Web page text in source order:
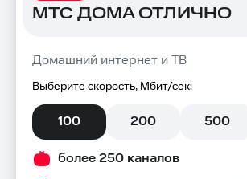
МТС ДОМА ОТЛИЧНО
Домашний интернет и ТВ
Выберите скорость, Мбит/сек:
100 200 500
более 250 каналов